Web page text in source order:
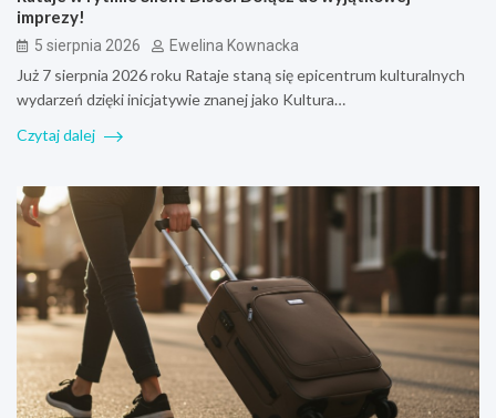
imprezy!
5 sierpnia 2026 Ewelina Kownacka
Już 7 sierpnia 2026 roku Rataje staną się epicentrum kulturalnych
wydarzeń dzięki inicjatywie znanej jako Kultura…
Czytaj dalej